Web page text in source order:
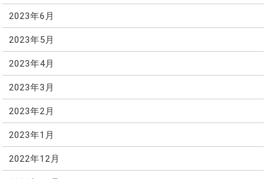
2023年6月
2023年5月
2023年4月
2023年3月
2023年2月
2023年1月
2022年12月